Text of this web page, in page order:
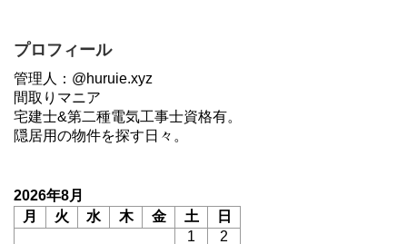
プロフィール
管理人：@huruie.xyz
間取りマニア
宅建士&第二種電気工事士資格有。
隠居用の物件を探す日々。
2026年8月
月
火 水 木 金 土
日
1
2